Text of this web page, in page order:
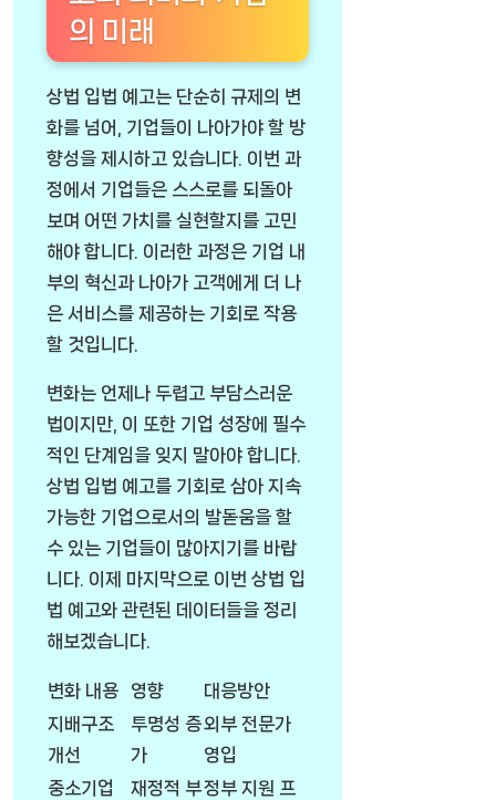
의 미래
상법 입법 예고는 단순히 규제의 변
화를 넘어, 기업들이 나아가야 할 방
향성을 제시하고 있습니다. 이번 과
정에서 기업들은 스스로를 되돌아
보며 어떤 가치를 실현할지를 고민
해야 합니다. 이러한 과정은 기업 내
부의 혁신과 나아가 고객에게 더 나
은 서비스를 제공하는 기회로 작용
할 것입니다.
변화는 언제나 두렵고 부담스러운
법이지만, 이 또한 기업 성장에 필수
적인 단계임을 잊지 말아야 합니다.
상법 입법 예고를 기회로 삼아 지속
가능한 기업으로서의 발돋움을 할
수 있는 기업들이 많아지기를 바랍
니다. 이제 마지막으로 이번 상법 입
법 예고와 관련된 데이터들을 정리
해보겠습니다.
변화 내용 영향
대응방안
지배구조
개선
투명성 증
가
외부 전문가
영입
중소기업
재정적 부정부 지원 프